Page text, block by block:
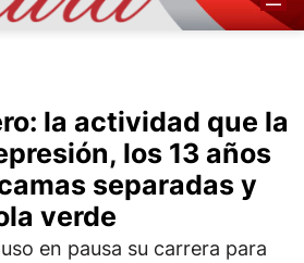
la actividad que la
los 13 años
separadas y
verde
en pausa su carrera para